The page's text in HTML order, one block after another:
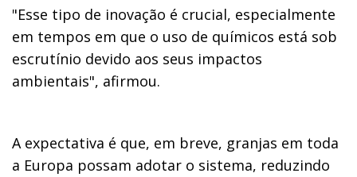
"Esse tipo de inovação é crucial, especialmente
em tempos em que o uso de químicos está sob
escrutínio devido aos seus impactos
ambientais", afirmou.
A expectativa é que, em breve, granjas em toda
a Europa possam adotar o sistema, reduzindo